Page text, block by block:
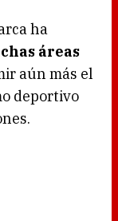
ha
áreas
aún más el
deportivo